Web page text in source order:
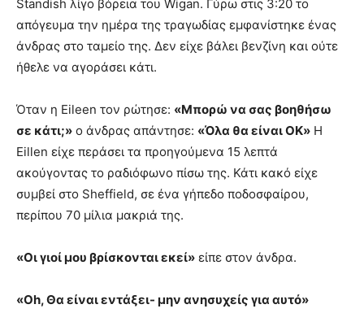
Standish λίγο βόρεια του Wigan. Γύρω στις 3:20 το
απόγευμα την ημέρα της τραγωδίας εμφανίστηκε ένας
άνδρας στο ταμείο της. Δεν είχε βάλει βενζίνη και ούτε
ήθελε να αγοράσει κάτι.
Όταν η Eileen τον ρώτησε: «Μπορώ να σας βοηθήσω
σε κάτι;» ο άνδρας απάντησε: «Όλα θα είναι ΟΚ» Η
Eillen είχε περάσει τα προηγούμενα 15 λεπτά
ακούγοντας το ραδιόφωνο πίσω της. Κάτι κακό είχε
συμβεί στο Sheffield, σε ένα γήπεδο ποδοσφαίρου,
περίπου 70 μίλια μακριά της.
«Οι γιοί μου βρίσκονται εκεί» είπε στον άνδρα.
«Οh, Θα είναι εντάξει- μην ανησυχείς για αυτό»